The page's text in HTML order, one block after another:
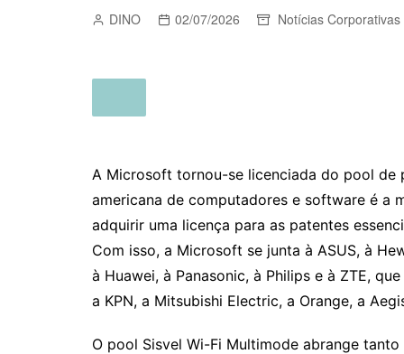
DINO 02/07/2026 Notícias Corporativas
A Microsoft tornou-se licenciada do pool de
americana de computadores e software é a
adquirir uma licença para as patentes
Com isso, a Microsoft se junta à ASUS, à
à Huawei, à Panasonic, à Philips e à ZTE,
a KPN, a Mitsubishi Electric, a Orange, a
O pool Sisvel Wi-Fi Multimode abrange